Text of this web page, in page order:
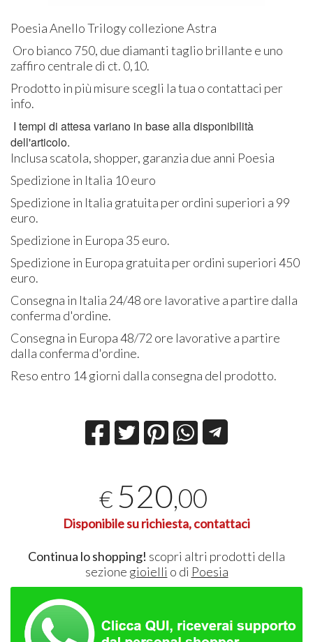
Poesia Anello Trilogy collezione Astra
Oro bianco 750, due diamanti taglio brillante e uno
zaffiro centrale di ct. 0,10.
Prodotto in più misure scegli la tua o contattaci per
info.
I tempi di attesa variano in base alla disponibilità
dell'articolo.
Inclusa scatola, shopper, garanzia due anni Poesia
Spedizione in Italia 10 euro
Spedizione in Italia gratuita per ordini superiori a 99
euro.
Spedizione in Europa 35 euro.
Spedizione in Europa gratuita per ordini superiori 450
euro.
Consegna in Italia 24/48 ore lavorative a partire dalla
conferma d'ordine.
Consegna in Europa 48/72 ore lavorative a partire
dalla conferma d'ordine.
Reso entro 14 giorni dalla consegna del prodotto.
€ 520,00
Disponibile su richiesta, contattaci
Continua lo shopping! scopri altri prodotti della
sezione gioielli o di Poesia